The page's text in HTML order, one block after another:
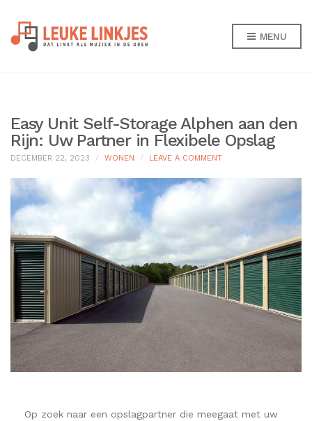
MENU
Easy Unit Self-Storage Alphen aan den
Rijn: Uw Partner in Flexibele Opslag
DECEMBER 22, 2023 WONEN LEAVE A COMMENTON
RIJN:
UW
PARTNER
IN
FLEXIBELE
OPSLAG
Op zoek naar een opslagpartner die meegaat met uw